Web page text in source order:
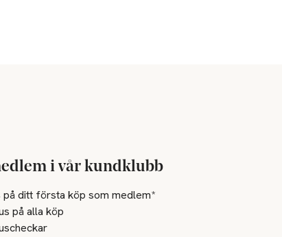
i vår kundklubb
på ditt första köp som medlem*
på alla köp